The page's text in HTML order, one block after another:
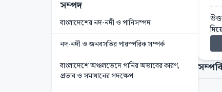
সম্পদ
বাংলাদেশের নদ-নদী ও পানিসম্পদ
নদ-নদী ও জনবসতির পারস্পরিক সম্পর্ক
বাংলাদেশে অঞ্চলভেদে পানির অভাবের কারণ,
প্রভাব ও সমাধানের পদক্ষেপ